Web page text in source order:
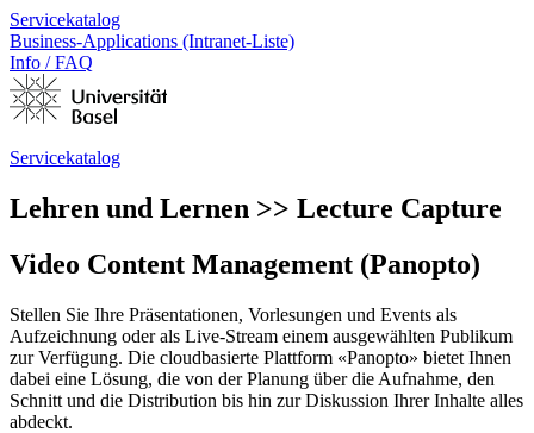
Servicekatalog
Business-Applications (Intranet-Liste)
Info / FAQ
Servicekatalog
Lehren und Lernen >> Lecture Capture
Video Content Management (Panopto)
Stellen Sie Ihre Präsentationen, Vorlesungen und Events als
Aufzeichnung oder als Live-Stream einem ausgewählten Publikum
zur Verfügung. Die cloudbasierte Plattform «Panopto» bietet Ihnen
dabei eine Lösung, die von der Planung über die Aufnahme, den
Schnitt und die Distribution bis hin zur Diskussion Ihrer Inhalte alles
abdeckt.